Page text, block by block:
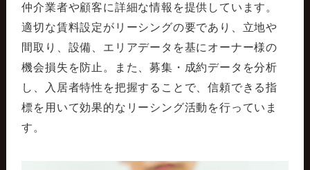
仲介業者や顧客に詳細な情報を提供しています。
適切な賃料設定がリーシングの要であり、立地や
間取り、設備、エリアデータを基にオーナー様の
機会損失を防止。また、募集・成約データを分析
し、入居者特性を把握することで、信頼できる指
標を用いて効果的なリーシング活動を行っていま
す。